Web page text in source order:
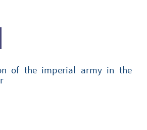
of the imperial army in the